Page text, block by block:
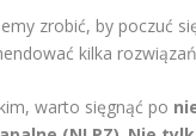
zrobić, by poczuć
kilka
warto sięgnąć po